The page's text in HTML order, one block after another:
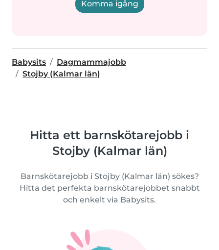
Komma igång
Babysits
Dagmammajobb
Stojby (Kalmar län)
Hitta ett barnskötarejobb i
Stojby (Kalmar län)
Barnskötarejobb i Stojby (Kalmar län) sökes?
Hitta det perfekta barnskötarejobbet snabbt
och enkelt via Babysits.